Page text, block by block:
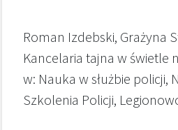
Roman Izdebski, Grażyna
Kancelaria tajna w świetle
w: Nauka w służbie policji,
Szkolenia Policji,